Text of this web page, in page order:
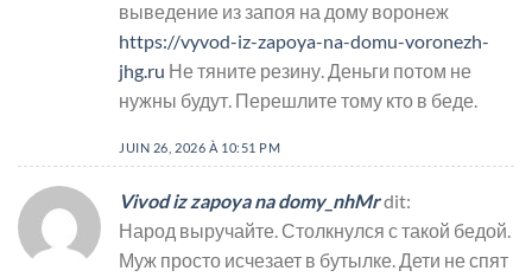
выведение из запоя на дому воронеж
https://vyvod-iz-zapoya-na-domu-voronezh-
jhg.ru Не тяните резину. Деньги потом не
нужны будут. Перешлите тому кто в беде.
JUIN 26, 2026 À 10:51 PM
Vivod iz zapoya na domy_nhMrdit:
Народ выручайте. Столкнулся с такой бедой.
Муж просто исчезает в бутылке. Дети не спят